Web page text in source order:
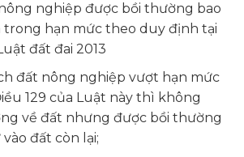
nghiệp được bồi thường bao
hạn mức theo duy định tại
đất đai 2013
đất nông nghiệp vượt hạn mức
129 của Luật này thì không
về đất nhưng được bồi thường
đất còn lại;